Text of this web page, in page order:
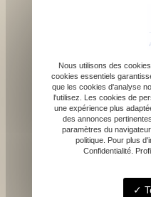
Lundi -
06
Nous utilisons des
cookies essentiels
que les cookies d'analyse
l'utilisez. Les cookies de
une expérience plus
des annonces
paramètres du
politique. Pour plus
Confidentialité.